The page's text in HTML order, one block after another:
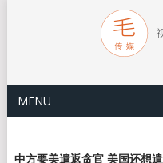
MENU
中方要美遣返贪官 美国还想